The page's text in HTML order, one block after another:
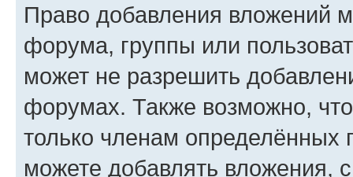
Право добавления вложений
форума, группы или
может не разрешить
форумах. Также возможно,
только членам определённых
можете добавлять вложения,